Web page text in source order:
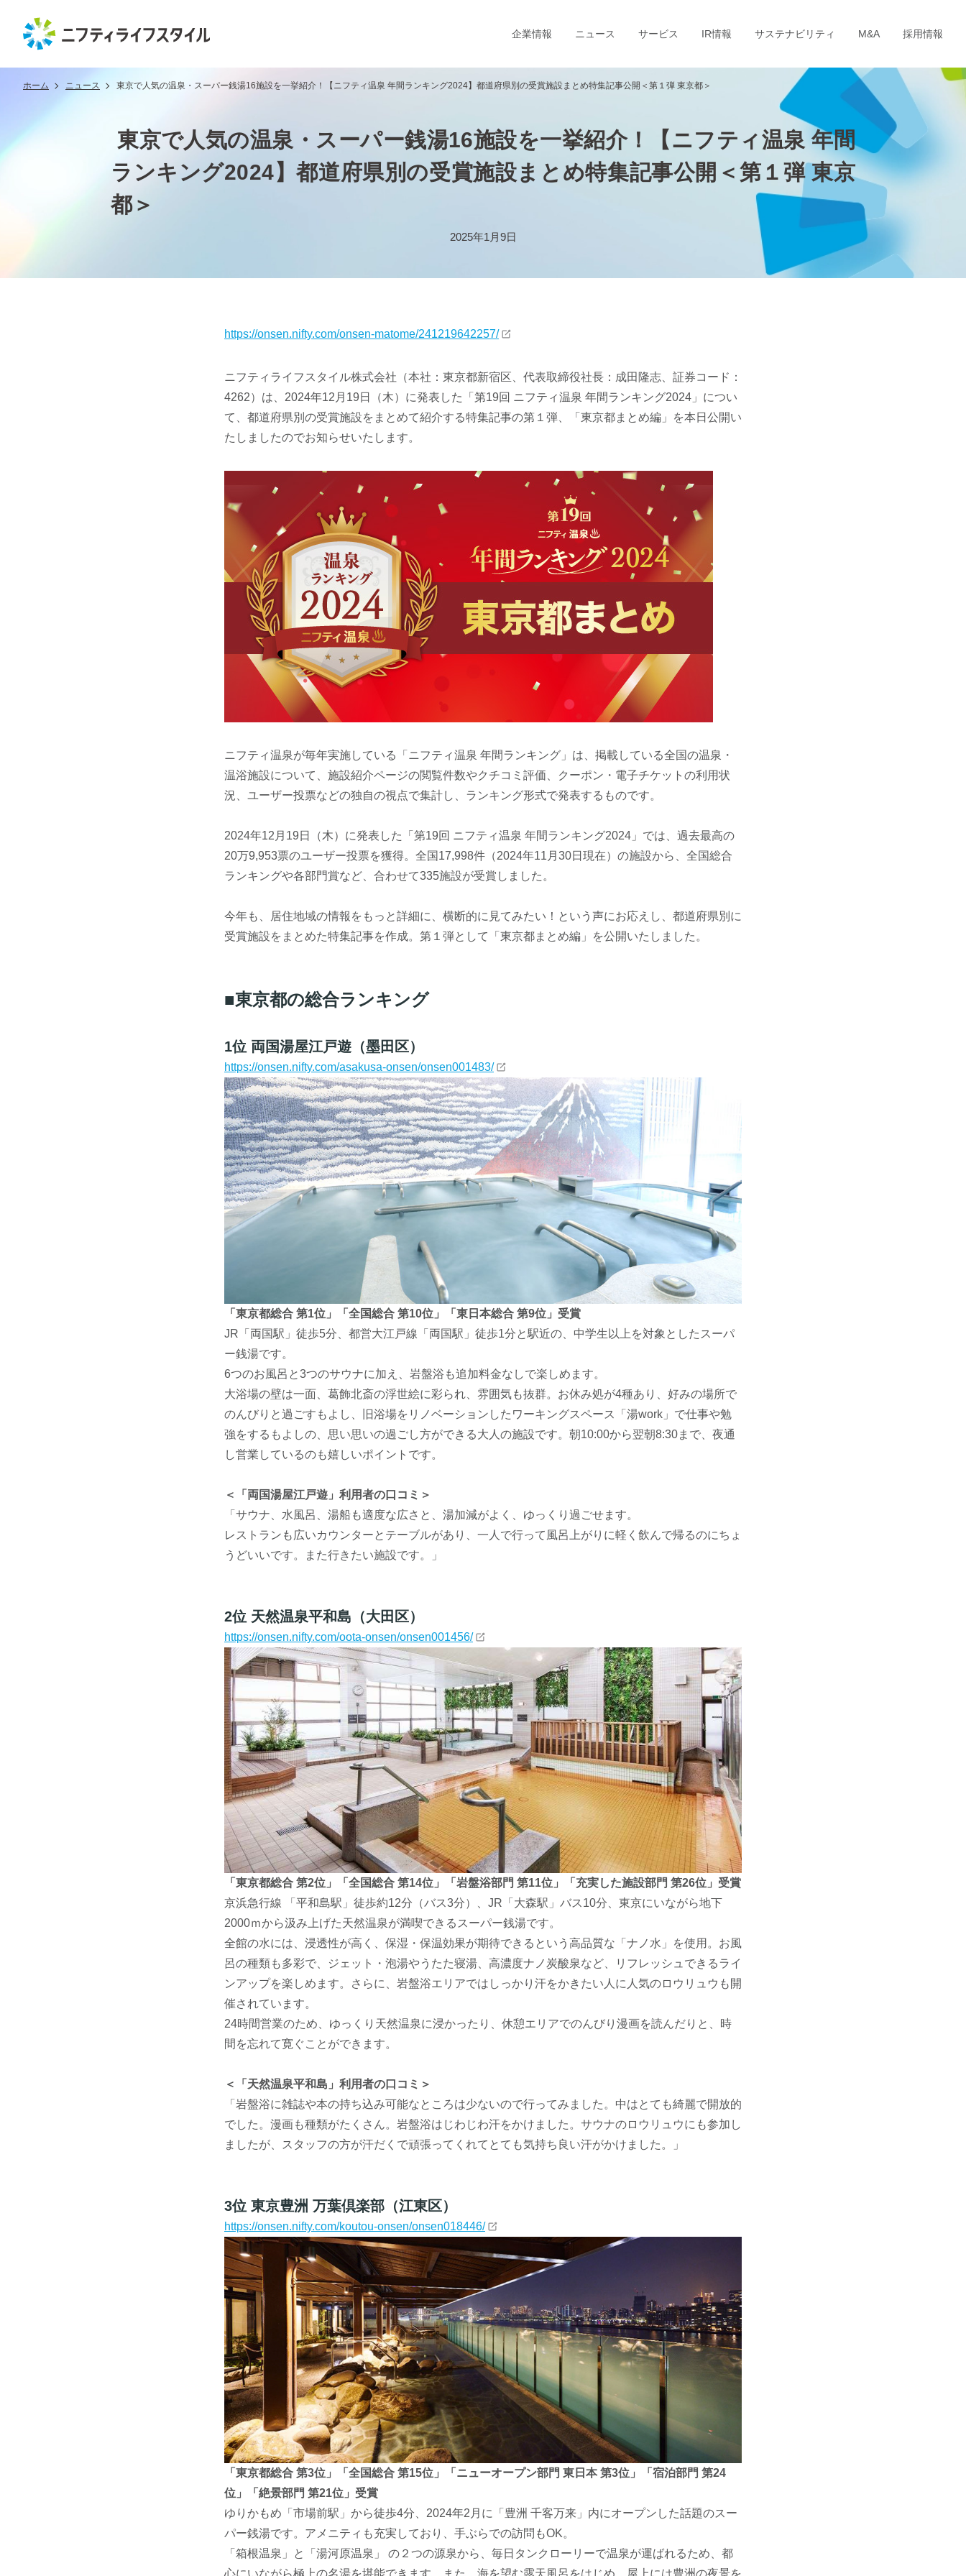
企業情報 ニュース サービス IR情報 サステナビリティ M&A 採用情報
ホーム ニュース 東京で人気の温泉・スーパー銭湯16施設を一挙紹介！【ニフティ温泉 年間ランキング2024】都道府県別の受賞施設まとめ特集記事公開＜第１弾 東京都＞
東京で人気の温泉・スーパー銭湯16施設を一挙紹介！【ニフティ温泉 年間
ランキング2024】都道府県別の受賞施設まとめ特集記事公開＜第１弾 東京
都＞
2025年1月9日
https://onsen.nifty.com/onsen-matome/241219642257/
ニフティライフスタイル株式会社（本社：東京都新宿区、代表取締役社長：成田隆志、証券コード：
4262）は、2024年12月19日（木）に発表した「第19回 ニフティ温泉 年間ランキング2024」につい
て、都道府県別の受賞施設をまとめて紹介する特集記事の第１弾、「東京都まとめ編」を本日公開い
たしましたのでお知らせいたします。
ニフティ温泉が毎年実施している「ニフティ温泉 年間ランキング」は、掲載している全国の温泉・
温浴施設について、施設紹介ページの閲覧件数やクチコミ評価、クーポン・電子チケットの利用状
況、ユーザー投票などの独自の視点で集計し、ランキング形式で発表するものです。
2024年12月19日（木）に発表した「第19回 ニフティ温泉 年間ランキング2024」では、過去最高の
20万9,953票のユーザー投票を獲得。全国17,998件（2024年11月30日現在）の施設から、全国総合
ランキングや各部門賞など、合わせて335施設が受賞しました。
今年も、居住地域の情報をもっと詳細に、横断的に見てみたい！という声にお応えし、都道府県別に
受賞施設をまとめた特集記事を作成。第１弾として「東京都まとめ編」を公開いたしました。
■東京都の総合ランキング
1位 両国湯屋江戸遊（墨田区）
https://onsen.nifty.com/asakusa-onsen/onsen001483/
「東京都総合 第1位」「全国総合 第10位」「東日本総合 第9位」受賞
JR「両国駅」徒歩5分、都営大江戸線「両国駅」徒歩1分と駅近の、中学生以上を対象としたスーパ
ー銭湯です。
6つのお風呂と3つのサウナに加え、岩盤浴も追加料金なしで楽しめます。
大浴場の壁は一面、葛飾北斎の浮世絵に彩られ、雰囲気も抜群。お休み処が4種あり、好みの場所で
のんびりと過ごすもよし、旧浴場をリノベーションしたワーキングスペース「湯work」で仕事や勉
強をするもよしの、思い思いの過ごし方ができる大人の施設です。朝10:00から翌朝8:30まで、夜通
し営業しているのも嬉しいポイントです。
＜「両国湯屋江戸遊」利用者の口コミ＞
「サウナ、水風呂、湯船も適度な広さと、湯加減がよく、ゆっくり過ごせます。
レストランも広いカウンターとテーブルがあり、一人で行って風呂上がりに軽く飲んで帰るのにちょ
うどいいです。また行きたい施設です。」
2位 天然温泉平和島（大田区）
https://onsen.nifty.com/oota-onsen/onsen001456/
「東京都総合 第2位」「全国総合 第14位」「岩盤浴部門 第11位」「充実した施設部門 第26位」受賞
京浜急行線 「平和島駅」徒歩約12分（バス3分）、JR「大森駅」バス10分、東京にいながら地下
2000ｍから汲み上げた天然温泉が満喫できるスーパー銭湯です。
全館の水には、浸透性が高く、保湿・保温効果が期待できるという高品質な「ナノ水」を使用。お風
呂の種類も多彩で、ジェット・泡湯やうたた寝湯、高濃度ナノ炭酸泉など、リフレッシュできるライ
ンアップを楽しめます。さらに、岩盤浴エリアではしっかり汗をかきたい人に人気のロウリュウも開
催されています。
24時間営業のため、ゆっくり天然温泉に浸かったり、休憩エリアでのんびり漫画を読んだりと、時
間を忘れて寛ぐことができます。
＜「天然温泉平和島」利用者の口コミ＞
「岩盤浴に雑誌や本の持ち込み可能なところは少ないので行ってみました。中はとても綺麗で開放的
でした。漫画も種類がたくさん。岩盤浴はじわじわ汗をかけました。サウナのロウリュウにも参加し
ましたが、スタッフの方が汗だくで頑張ってくれてとても気持ち良い汗がかけました。」
3位 東京豊洲 万葉倶楽部（江東区）
https://onsen.nifty.com/koutou-onsen/onsen018446/
「東京都総合 第3位」「全国総合 第15位」「ニューオープン部門 東日本 第3位」「宿泊部門 第24
位」「絶景部門 第21位」受賞
ゆりかもめ「市場前駅」から徒歩4分、2024年2月に「豊洲 千客万来」内にオープンした話題のスー
パー銭湯です。アメニティも充実しており、手ぶらでの訪問もOK。
「箱根温泉」と「湯河原温泉」 の２つの源泉から、毎日タンクローリーで温泉が運ばれるため、都
心にいながら極上の名湯を堪能できます。また、海を望む露天風呂をはじめ、屋上には豊洲の夜景を